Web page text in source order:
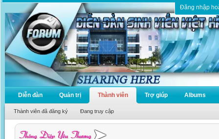
Đăng nhập
Diễn đàn Quản trị Thành viên
Thành viên đã đăng ký Đang truy cập
Trợ giúp Albums